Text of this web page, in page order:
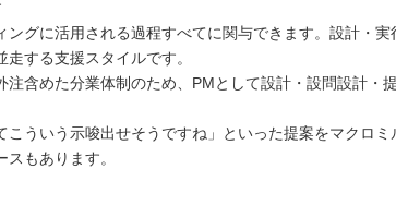
ングに活用される過程すべてに関与できます。設計・実
する支援スタイルです。
注含めた分業体制のため、PMとして設計・設問設計・
こういう示唆出せそうですね」といった提案をマクロミ
もあります。